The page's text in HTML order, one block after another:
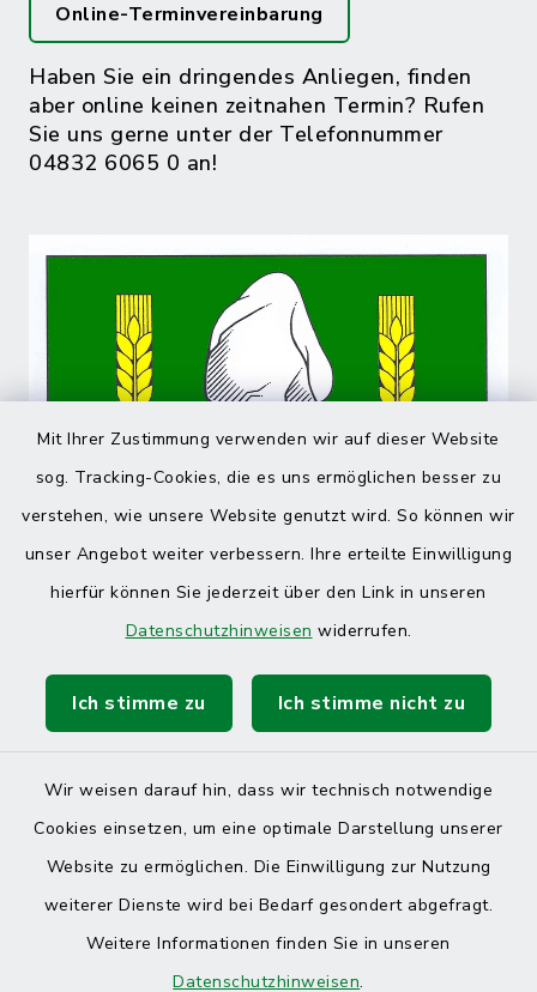
Mit Ihrer Zustimmung verwenden wir auf dieser Website
sog. Tracking-Cookies, die es uns ermöglichen besser zu
verstehen, wie unsere Website genutzt wird. So können wir
unser Angebot weiter verbessern. Ihre erteilte Einwilligung
hierfür können Sie jederzeit über den Link in unseren
Datenschutzhinweisen widerrufen.
Ich stimme zu Ich stimme nicht zu
Wir weisen darauf hin, dass wir technisch notwendige
Cookies einsetzen, um eine optimale Darstellung unserer
Website zu ermöglichen. Die Einwilligung zur Nutzung
weiterer Dienste wird bei Bedarf gesondert abgefragt.
Weitere Informationen finden Sie in unseren
Datenschutzhinweisen.
Online-Terminvereinbarung
Haben Sie ein dringendes Anliegen, finden
aber online keinen zeitnahen Termin? Rufen
Sie uns gerne unter der Telefonnummer
04832 6065 0 an!
Barrierefreiheit